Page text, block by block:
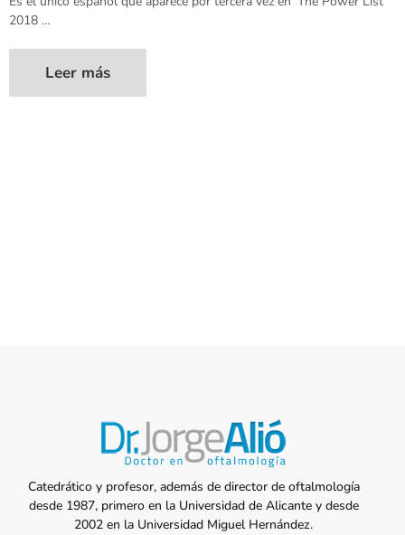
2018 …
Leer más
Catedrático y profesor, además de director de oftalmología
desde 1987, primero en la Universidad de Alicante y desde
2002 en la Universidad Miguel Hernández.